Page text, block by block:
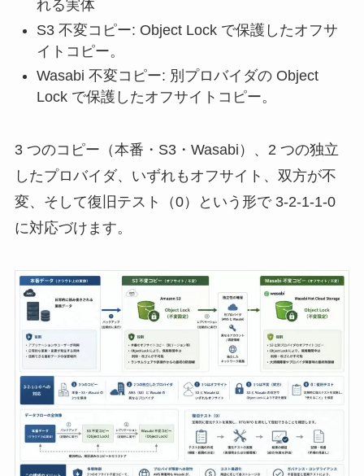
れる実体
S3 不変コピー: Object Lock で保護したオフサ
イトコピー。
Wasabi 不変コピー: 別プロバイダの Object
Lock で保護したオフサイトコピー。
3 つのコピー（本番・S3・Wasabi）、2 つの独立
したプロバイダ、いずれもオフサイト、双方が不
変、そして復旧テスト（0）という形で 3-2-1-1-0
に対応づけます。